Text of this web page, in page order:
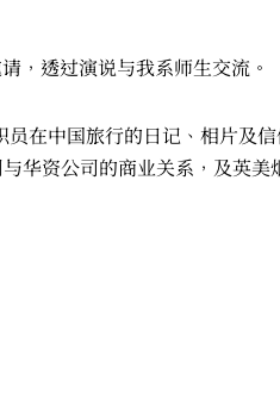
，透过演说与我系师生交流。
在中国旅行的日记、相片及
资公司的商业关系，及英